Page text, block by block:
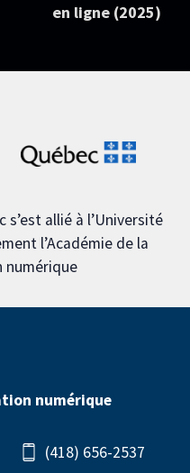
en ligne (2025)
allié à l’Université
l’Académie de la
numérique
(418) 656-2537